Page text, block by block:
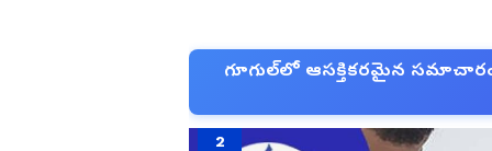
గూగుల్‌లో ఆసక్తికరమైన
2